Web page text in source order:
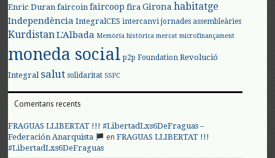
Enric Duran faircoin faircoop fira Girona habitatge
Independència IntegralCES intercanvi jornades assembleàries
KurdistanL'Albada Memòria històrica mercat microfinançament
moneda social p2p Foundation Revolució
Integral salut solidaritat SSPC
Comentaris recents
FRAGUAS LLIBERTAT !!! #LibertadLxs6DeFraguas –
Federación Anarquista
enFRAGUAS LLIBERTAT !!!
#LibertadLxs6DeFraguas